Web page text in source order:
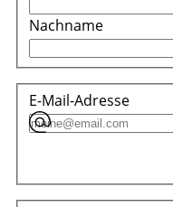
Nachname
E-Mail-Adresse